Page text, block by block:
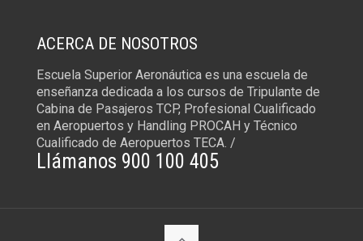
ACERCA DE NOSOTROS
Escuela Superior Aeronáutica es una escuela de
enseñanza dedicada a los cursos de Tripulante de
Cabina de Pasajeros TCP, Profesional Cualificado
en Aeropuertos y Handling PROCAH y Técnico
Cualificado de Aeropuertos TECA. /
Llámanos 900 100 405